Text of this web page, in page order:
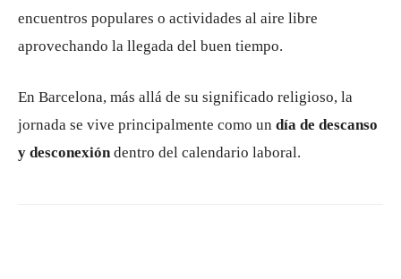
encuentros populares o actividades al aire libre
aprovechando la llegada del buen tiempo.
En Barcelona, más allá de su significado religioso, la
jornada se vive principalmente como un día de descanso
y desconexióndentro del calendario laboral.